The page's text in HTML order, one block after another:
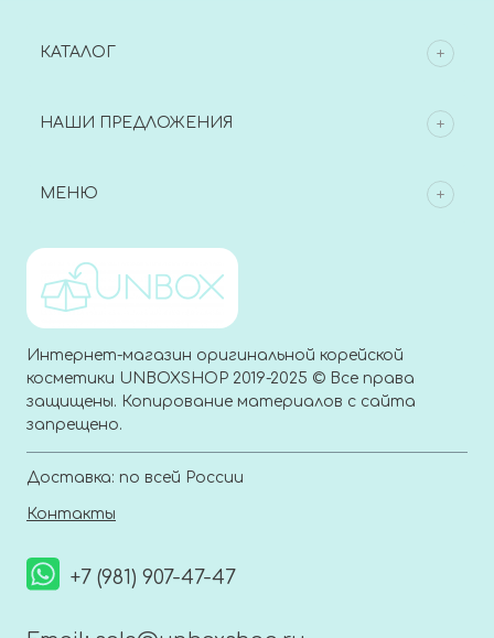
КАТАЛОГ
НАШИ ПРЕДЛОЖЕНИЯ
МЕНЮ
Интернет-магазин оригинальной корейской
косметики UNBOXSHOP 2019-2025 © Все права
защищены. Копирование материалов с сайта
запрещено.
Доставка: по всей России
Контакты
+7 (981) 907-47-47